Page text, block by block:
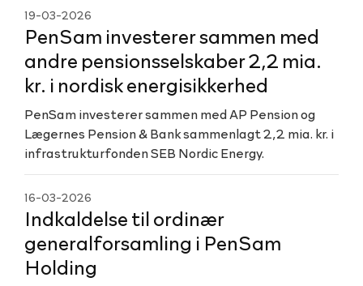
19-03-2026
PenSam investerer sammen med
andre pensionsselskaber 2,2 mia.
kr. i nordisk energisikkerhed
PenSam investerer sammen med AP Pension og
Lægernes Pension & Bank sammenlagt 2,2 mia. kr. i
infrastrukturfonden SEB Nordic Energy.
16-03-2026
Indkaldelse til ordinær
generalforsamling i PenSam
Holding